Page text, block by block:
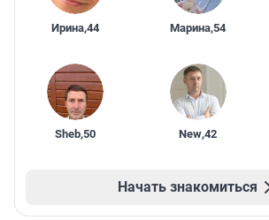
Ирина,44 Марина,54
Sheb,50 New,42
Начать знакомиться